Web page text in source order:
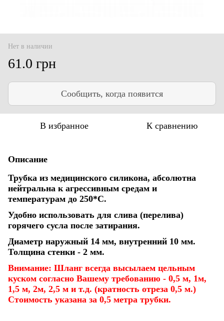
Нет в наличии
61.0 грн
Сообщить, когда появится
В избранное К сравнению
Описание
Трубка из медицинского силикона, абсолютна
нейтральна к агрессивным средам и
температурам до 250*С.
Удобно использовать для слива (перелива)
горячего сусла после затирания.
Диаметр наружный 14 мм, внутренний 10 мм.
Толщина стенки - 2 мм.
Внимание: Шланг всегда высылаем цельным
куском согласно Вашему требованию - 0,5 м, 1м,
1,5 м, 2м, 2,5 м и т.д. (кратность отреза 0,5 м.)
Стоимость указана за 0,5 метра трубки.